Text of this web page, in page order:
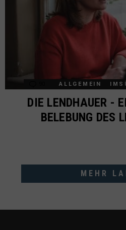
Comments
ALLGEMEIN
DIE LENDHAUER -
BELEBUNG DES
MEHR